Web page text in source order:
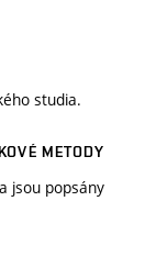
studia.
METODY
jsou popsány